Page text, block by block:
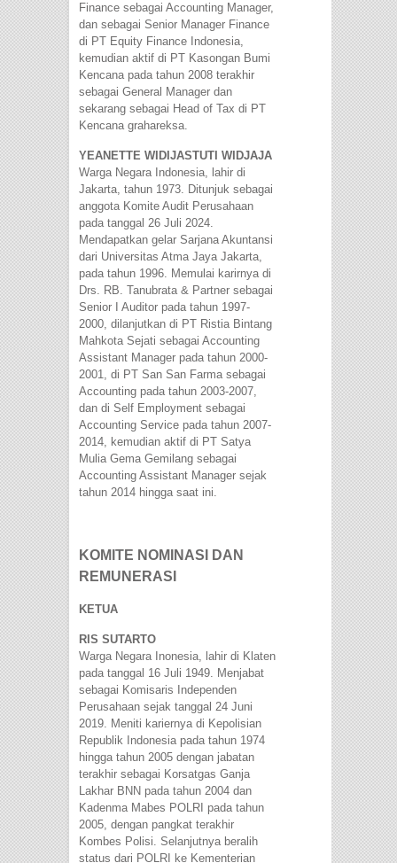
Finance sebagai Accounting Manager,
dan sebagai Senior Manager Finance
di PT Equity Finance Indonesia,
kemudian aktif di PT Kasongan Bumi
Kencana pada tahun 2008 terakhir
sebagai General Manager dan
sekarang sebagai Head of Tax di PT
Kencana grahareksa.
YEANETTE WIDIJASTUTI WIDJAJA
Warga Negara Indonesia, lahir di
Jakarta, tahun 1973. Ditunjuk sebagai
anggota Komite Audit Perusahaan
pada tanggal 26 Juli 2024.
Mendapatkan gelar Sarjana Akuntansi
dari Universitas Atma Jaya Jakarta,
pada tahun 1996. Memulai karirnya di
Drs. RB. Tanubrata & Partner sebagai
Senior I Auditor pada tahun 1997-
2000, dilanjutkan di PT Ristia Bintang
Mahkota Sejati sebagai Accounting
Assistant Manager pada tahun 2000-
2001, di PT San San Farma sebagai
Accounting pada tahun 2003-2007,
dan di Self Employment sebagai
Accounting Service pada tahun 2007-
2014, kemudian aktif di PT Satya
Mulia Gema Gemilang sebagai
Accounting Assistant Manager sejak
tahun 2014 hingga saat ini.
KOMITE NOMINASI DAN
REMUNERASI
KETUA
RIS SUTARTO
Warga Negara Inonesia, lahir di Klaten
pada tanggal 16 Juli 1949. Menjabat
sebagai Komisaris Independen
Perusahaan sejak tanggal 24 Juni
2019. Meniti kariernya di Kepolisian
Republik Indonesia pada tahun 1974
hingga tahun 2005 dengan jabatan
terakhir sebagai Korsatgas Ganja
Lakhar BNN pada tahun 2004 dan
Kadenma Mabes POLRI pada tahun
2005, dengan pangkat terakhir
Kombes Polisi. Selanjutnya beralih
status dari POLRI ke Kementerian